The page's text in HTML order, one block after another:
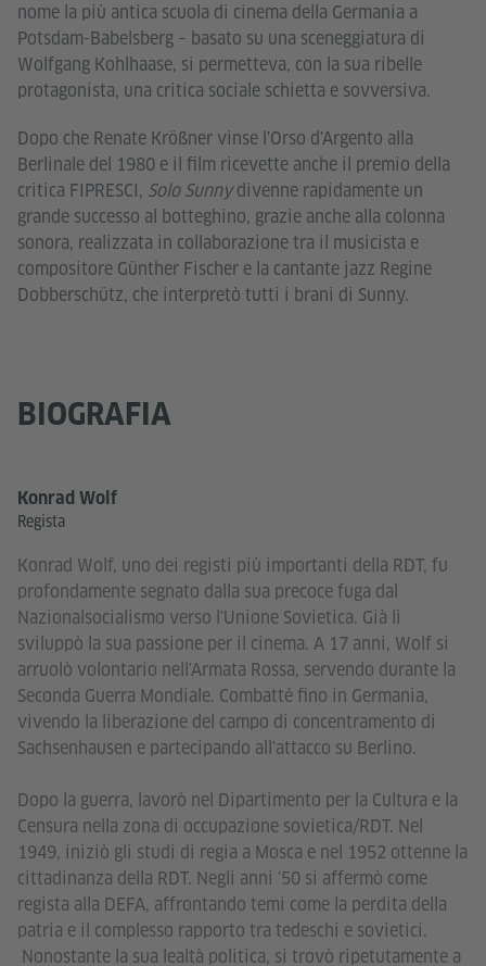
nome la più antica scuola di cinema della Germania a
Potsdam-Babelsberg – basato su una sceneggiatura di
Wolfgang Kohlhaase, si permetteva, con la sua ribelle
protagonista, una critica sociale schietta e sovversiva.
Dopo che Renate Krößner vinse l'Orso d'Argento alla
Berlinale del 1980 e il film ricevette anche il premio della
critica FIPRESCI, Solo Sunnydivenne rapidamente un
grande successo al botteghino, grazie anche alla colonna
sonora, realizzata in collaborazione tra il musicista e
compositore Günther Fischer e la cantante jazz Regine
Dobberschütz, che interpretò tutti i brani di Sunny.
BIOGRAFIA
Konrad Wolf
Regista
Konrad Wolf, uno dei registi più importanti della RDT, fu
profondamente segnato dalla sua precoce fuga dal
Nazionalsocialismo verso l'Unione Sovietica. Già lì
sviluppò la sua passione per il cinema. A 17 anni, Wolf si
arruolò volontario nell'Armata Rossa, servendo durante la
Seconda Guerra Mondiale. Combatté fino in Germania,
vivendo la liberazione del campo di concentramento di
Sachsenhausen e partecipando all'attacco su Berlino.
Dopo la guerra, lavorò nel Dipartimento per la Cultura e la
Censura nella zona di occupazione sovietica/RDT. Nel
1949, iniziò gli studi di regia a Mosca e nel 1952 ottenne la
cittadinanza della RDT. Negli anni '50 si affermò come
regista alla DEFA, affrontando temi come la perdita della
patria e il complesso rapporto tra tedeschi e sovietici.
Nonostante la sua lealtà politica, si trovò ripetutamente a